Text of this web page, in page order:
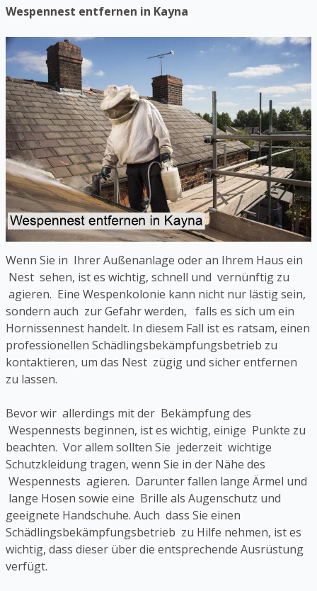
Wespennest entfernen in Kayna
Wenn Sie in Ihrer Außenanlage oder an Ihrem Haus ein
Nest sehen, ist es wichtig, schnell und vernünftig zu
agieren. Eine Wespenkolonie kann nicht nur lästig sein,
sondern auch zur Gefahr werden, falls es sich um ein
Hornissennest handelt. In diesem Fall ist es ratsam, einen
professionellen Schädlingsbekämpfungsbetrieb zu
kontaktieren, um das Nest zügig und sicher entfernen
zu lassen.
Bevor wir allerdings mit der Bekämpfung des
Wespennests beginnen, ist es wichtig, einige Punkte zu
beachten. Vor allem sollten Sie jederzeit wichtige
Schutzkleidung tragen, wenn Sie in der Nähe des
Wespennests agieren. Darunter fallen lange Ärmel und
lange Hosen sowie eine Brille als Augenschutz und
geeignete Handschuhe. Auch dass Sie einen
Schädlingsbekämpfungsbetrieb zu Hilfe nehmen, ist es
wichtig, dass dieser über die entsprechende Ausrüstung
verfügt.